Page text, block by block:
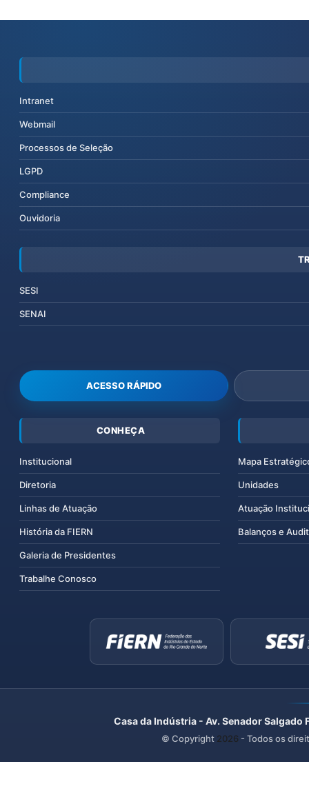
Intranet
Webmail
Processos de Seleção
LGPD
Compliance
Ouvidoria
SESI
SENAI
ACESSO RÁPIDO
CONHEÇA
Institucional
Diretoria
Linhas de Atuação
História da FIERN
Galeria de Presidentes
Trabalhe Conosco
Mapa
Unidades
Atuação
Balanços e
Casa da Indústria - Av. Senador
© Copyright 2026 - Todos os